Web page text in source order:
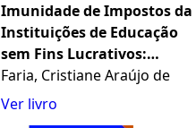
Imunidade de Impostos da
Instituições de Educação
sem Fins Lucrativos:
Correlação com o Direito
Fundamental à Educação
Faria, Cristiane Araújo de
Ver livro